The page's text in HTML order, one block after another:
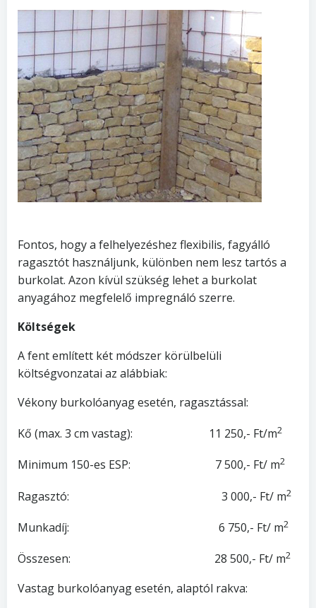
Fontos, hogy a felhelyezéshez flexibilis, fagyálló
ragasztót használjunk, különben nem lesz tartós a
burkolat. Azon kívül szükség lehet a burkolat
anyagához megfelelő impregnáló szerre.
Költségek
A fent említett két módszer körülbelüli
költségvonzatai az alábbiak:
Vékony burkolóanyag esetén, ragasztással:
Kő (max. 3 cm vastag): 11 250,- Ft/m2
Minimum 150-es ESP: 7 500,- Ft/ m2
Ragasztó: 3 000,- Ft/ m2
Munkadíj: 6 750,- Ft/ m2
Összesen: 28 500,- Ft/ m2
Vastag burkolóanyag esetén, alaptól rakva: